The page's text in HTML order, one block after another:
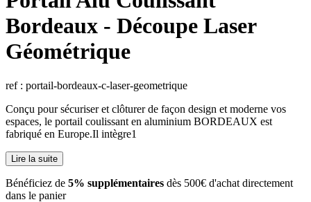
Bordeaux - Découpe Laser
Géométrique
ref : portail-bordeaux-c-laser-geometrique
Conçu pour sécuriser et clôturer de façon design et moderne vos
espaces, le portail coulissant en aluminium BORDEAUX est
fabriqué en Europe.Il intègre1
Lire la suite
​Bénéficiez de 5% supplémentaires dès 500€ d'achat directement
dans le panier